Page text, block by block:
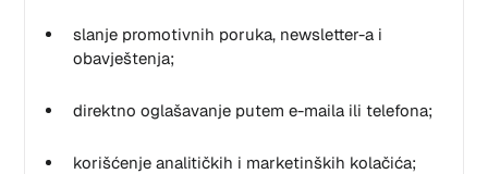
slanje promotivnih poruka, newsletter-a i
obavještenja;
direktno oglašavanje putem e-maila ili telefona;
korišćenje analitičkih i marketinških kolačića;